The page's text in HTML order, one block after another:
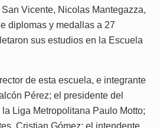
Vicente, Nicolas Mantegazza,
diplomas y medallas a 27
sus estudios en la Escuela
de esta escuela, e integrante
Pérez; el presidente del
Liga Metropolitana Paulo Motto;
Cristian Gómez; el intendente